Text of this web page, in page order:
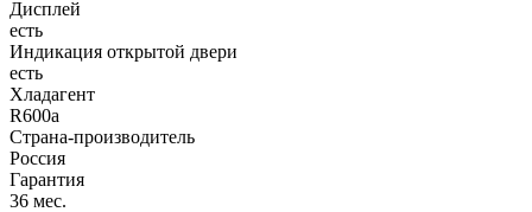
Дисплей
есть
Индикация открытой двери
есть
Хладагент
R600a
Страна-производитель
Россия
Гарантия
36 мес.